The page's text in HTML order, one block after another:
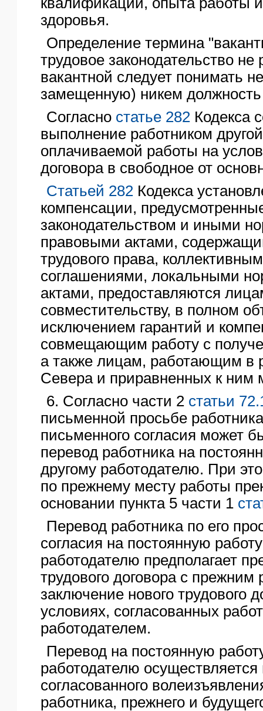
здоровья.
Определение термина
трудовое законодательство не
вакантной следует понимать
замещенную) никем должность
Согласно статье 282 Кодекса
выполнение работником
оплачиваемой работы на
договора в свободное от
Статьей 282 Кодекса
компенсации,
законодательством и иными
правовыми актами,
трудового права,
соглашениями, локальными
актами, предоставляются
совместительству, в полном
исключением гарантий и
совмещающим работу с
а также лицам, работающим в
Севера и приравненных к ним
6. Согласно части 2 статьи
письменной просьбе
письменного согласия может
перевод работника на
другому работодателю. При
по прежнему месту работы
основании пункта 5 части 1
Перевод работника по его
согласия на постоянную
работодателю предполагает
трудового договора с прежним
заключение нового трудового
условиях, согласованных
работодателем.
Перевод на постоянную
работодателю осуществляется
согласованного
работника, прежнего и